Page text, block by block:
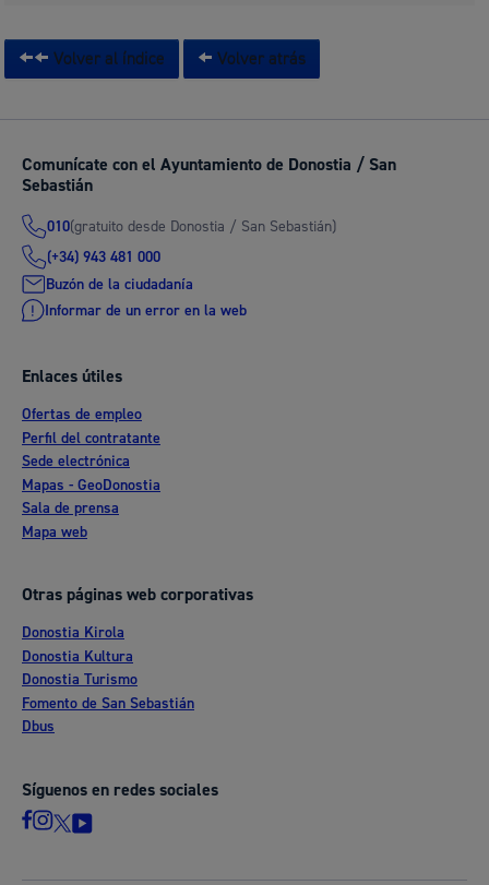
Volver al índice Volver atrás
Comunícate con el Ayuntamiento de Donostia / San
Sebastián
010(gratuito desde Donostia / San Sebastián)
(+34) 943 481 000
Buzón de la ciudadanía
Informar de un error en la web
Enlaces útiles
Ofertas de empleo
Perfil del contratante
Sede electrónica
Mapas - GeoDonostia
Sala de prensa
Mapa web
Otras páginas web corporativas
Donostia Kirola
Donostia Kultura
Donostia Turismo
Fomento de San Sebastián
Dbus
Síguenos en redes sociales